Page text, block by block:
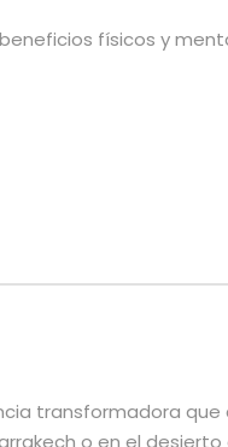
físicos y
transformadora
o en el